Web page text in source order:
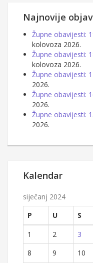
Najnovije
Župne obavijesti:
kolovoza 2026.
Župne obavijesti:
kolovoza 2026.
Župne obavijesti:
2026.
Župne obavijesti:
2026.
Župne obavijesti:
2026.
Kalendar
siječanj 2024
P
U S
1
2 3
8
9 10